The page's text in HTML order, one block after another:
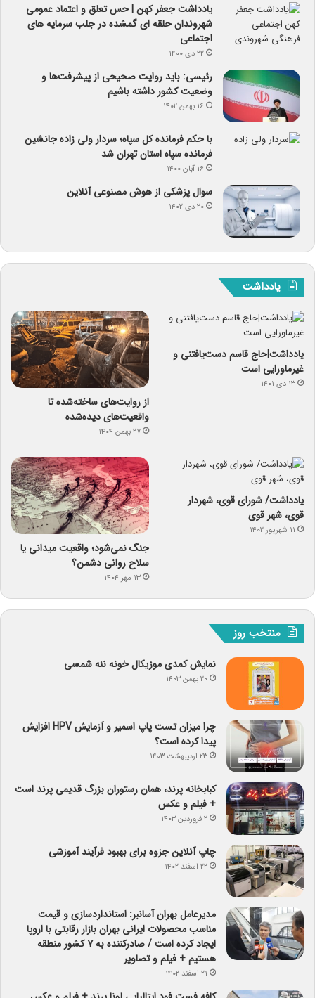
یادداشت جعفر کهن | حس تعلق و اعتماد عمومی
شهروندان حلقه ای گمشده در جلب سرمایه های
اجتماعی
۲۲ دی ۱۴۰۰
رئیسی: باید روایت صحیحی از پیشرفت‌ها و
وضعیت کشور داشته باشیم
۱۶ بهمن ۱۴۰۲
با حکم فرمانده کل سپاه؛ سردار ولی زاده جانشین
فرمانده سپاه استان تهران شد
۱۶ آبان ۱۴۰۰
سوال پزشکی از هوش مصنوعی آنلاین
۲۰ دی ۱۴۰۲
یادداشت
یادداشت|حاج قاسم دست‌یافتنی و
غیرماورایی است
۱۳ دی ۱۴۰۱
از روایت‌های ساخته‌شده تا
واقعیت‌های دیده‌شده
۲۷ بهمن ۱۴۰۴
یادداشت/ شورای قوی، شهردار
قوی، شهر قوی
۱۱ شهریور ۱۴۰۲
جنگ نمی‌شود؛ واقعیت میدانی یا
سلاح روانی دشمن؟
۱۳ مهر ۱۴۰۴
منتخب روز
نمایش کمدی موزیکال خونه ننه شمسی
۲۰ بهمن ۱۴۰۳
چرا میزان تست پاپ اسمیر و آزمایش HPV افزایش
پیدا کرده است؟
۲۳ اردیبهشت ۱۴۰۳
کبابخانه پرند، همان رستوران بزرگ قدیمی پرند است
+ فیلم و عکس
۲ فروردین ۱۴۰۳
چاپ آنلاین جزوه برای بهبود فرآیند آموزشی
۲۲ اسفند ۱۴۰۲
مدیرعامل بهران آسانبر: استانداردسازی و قیمت
مناسب محصولات ایرانی بهران بازار رقابتی با اروپا
ایجاد کرده است / صادرکننده به ۷ کشور منطقه
هستیم + فیلم و تصاویر
۲۱ اسفند ۱۴۰۲